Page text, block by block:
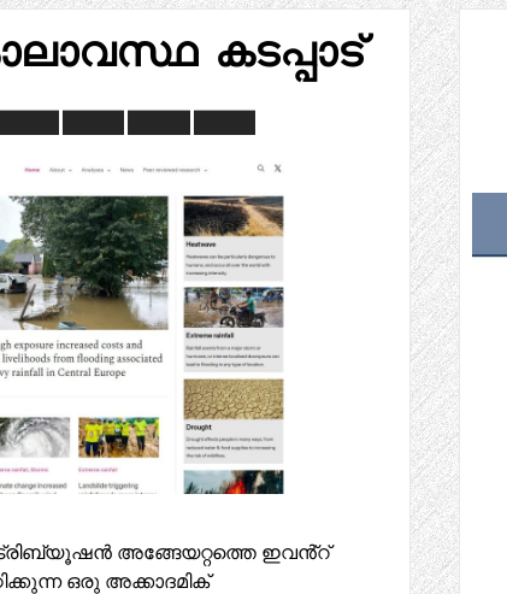
കടപ്പാട്
അങ്ങേയറ്റത്തെ ഇവൻ്റ്
ഒരു അക്കാദമിക്